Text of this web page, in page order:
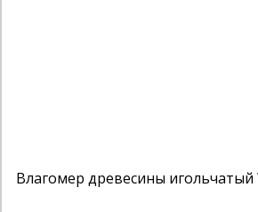
Влагомер древесины игольчатый